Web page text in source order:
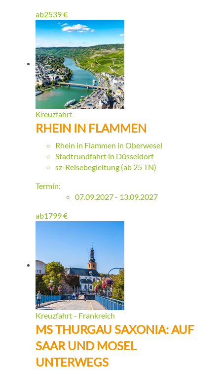
ab2539€
Kreuzfahrt
RHEIN IN FLAMMEN
Rhein in Flammen in Oberwesel
Stadtrundfahrt in Düsseldorf
sz-Reisebegleitung (ab 25 TN)
Termin:
07.09.2027 - 13.09.2027
ab1799€
Kreuzfahrt - Frankreich
MS THURGAU SAXONIA: AUF
SAAR UND MOSEL
UNTERWEGS